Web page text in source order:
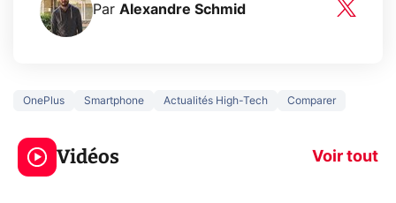
Par Alexandre Schmid
OnePlus Smartphone Actualités High-Tech Comparer
Vidéos Voir tout
5 générations de
jeux dans la
prochaine Xbox !
Ce que vous
navigation